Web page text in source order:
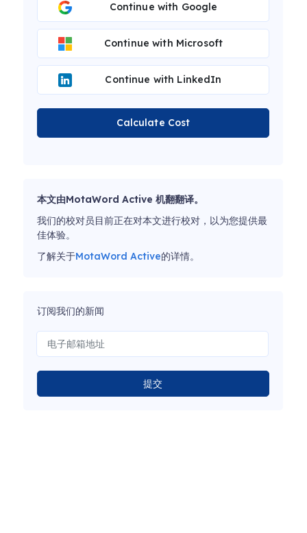
Continue with Google
Continue with Microsoft
Continue with LinkedIn
Calculate Cost
本文由MotaWord Active 机翻翻译。
我们的校对员目前正在对本文进行校对，以为您提供最
佳体验。
了解关于MotaWord Active的详情。
订阅我们的新闻
提交